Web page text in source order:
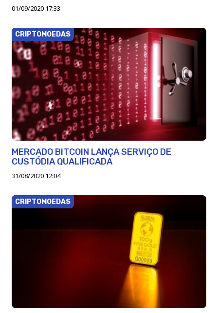
01/09/2020 17:33
CRIPTOMOEDAS
MERCADO BITCOIN LANÇA SERVIÇO DE
CUSTÓDIA QUALIFICADA
31/08/2020 12:04
CRIPTOMOEDAS